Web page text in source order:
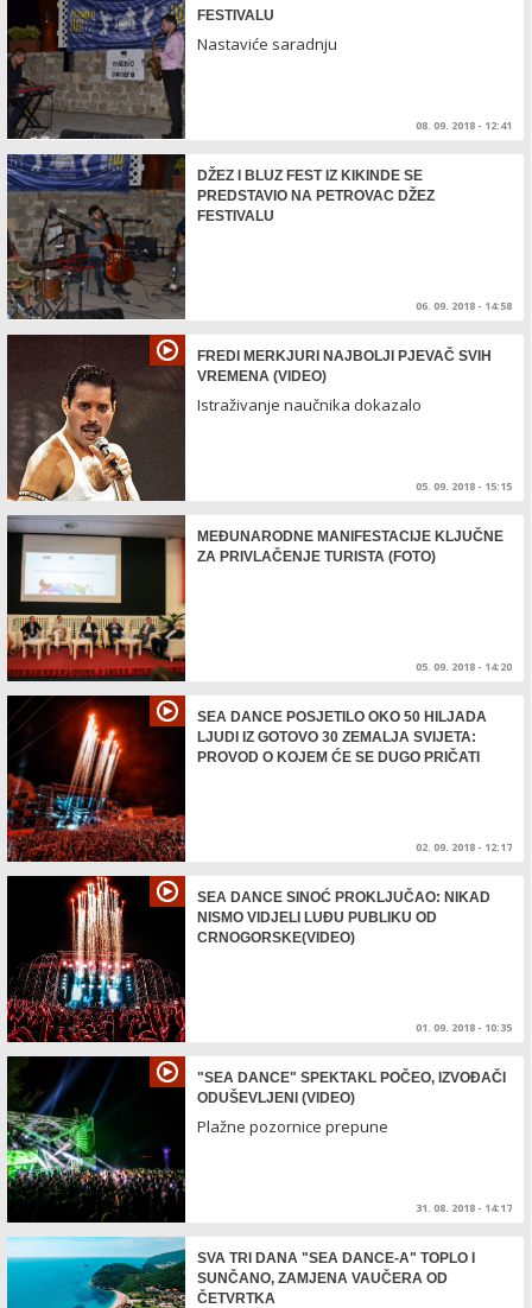
FESTIVALU
Nastaviće saradnju
08. 09. 2018 - 12:41
DŽEZ I BLUZ FEST IZ KIKINDE SE
PREDSTAVIO NA PETROVAC DŽEZ
FESTIVALU
06. 09. 2018 - 14:58
FREDI MERKJURI NAJBOLJI PJEVAČ SVIH
VREMENA (VIDEO)
Istraživanje naučnika dokazalo
05. 09. 2018 - 15:15
MEĐUNARODNE MANIFESTACIJE KLJUČNE
ZA PRIVLAČENJE TURISTA (FOTO)
05. 09. 2018 - 14:20
SEA DANCE POSJETILO OKO 50 HILJADA
LJUDI IZ GOTOVO 30 ZEMALJA SVIJETA:
PROVOD O KOJEM ĆE SE DUGO PRIČATI
02. 09. 2018 - 12:17
SEA DANCE SINOĆ PROKLJUČAO: NIKAD
NISMO VIDJELI LUĐU PUBLIKU OD
CRNOGORSKE(VIDEO)
01. 09. 2018 - 10:35
"SEA DANCE" SPEKTAKL POČEO, IZVOĐAČI
ODUŠEVLJENI (VIDEO)
Plažne pozornice prepune
31. 08. 2018 - 14:17
SVA TRI DANA "SEA DANCE-A" TOPLO I
SUNČANO, ZAMJENA VAUČERA OD
ČETVRTKA